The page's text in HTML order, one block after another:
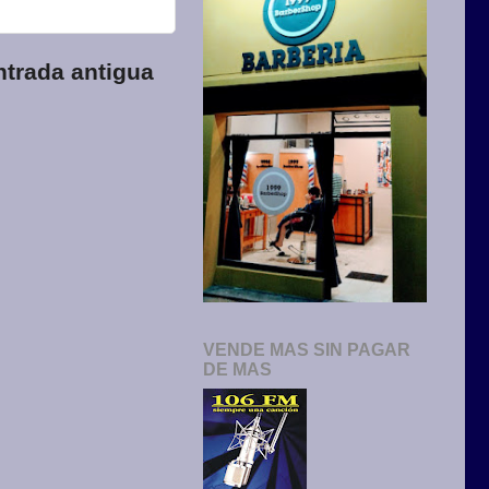
antigua
VENDE MAS SIN PAGAR
DE MAS